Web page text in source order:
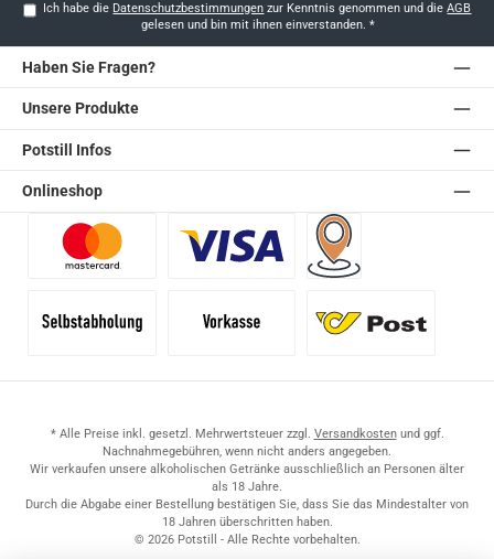
Ich habe die Datenschutzbestimmungen zur Kenntnis genommen und dieAGB
gelesen und bin mit ihnen einverstanden. *
Haben Sie Fragen?
Unsere Produkte
Potstill Infos
Onlineshop
* Alle Preise inkl. gesetzl. Mehrwertsteuer zzgl. Versandkostenund ggf.
Nachnahmegebühren, wenn nicht anders angegeben.
Wir verkaufen unsere alkoholischen Getränke ausschließlich an Personen älter
als 18 Jahre.
Durch die Abgabe einer Bestellung bestätigen Sie, dass Sie das Mindestalter von
18 Jahren überschritten haben.
© 2026 Potstill - Alle Rechte vorbehalten.